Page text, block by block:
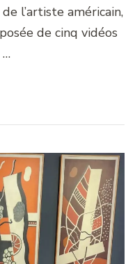
l’artiste américain,
de cinq vidéos
…